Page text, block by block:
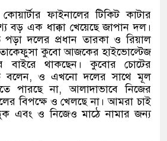
ফাইনালের টিকিট কাটার
বড় এক ধাক্কা খেয়েছে জাপান দল।
পড়া দলের প্রধান তারকা ও রিয়াল
তাকেফুসা কুবো আজকের হাইভোল্টেজ
বাইরে থাকছেন। কুবোর চোটের
বলেন, ও এখনো দলের সাথে মূল
পারছে না,আলাদাভাবে নিজের
বিপক্ষে ও খেলছে না। আমরা চাই
এবং ও নিজেও মাঠে নামার জন্য